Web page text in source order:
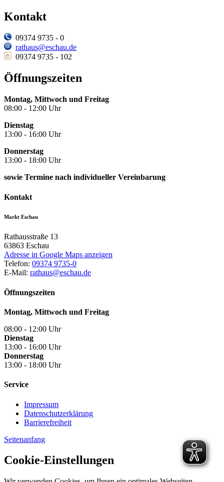
Kontakt
09374 9735 - 0
rathaus@eschau.de
09374 9735 - 102
Öffnungszeiten
Montag, Mittwoch und Freitag
08:00 - 12:00 Uhr
Dienstag
13:00 - 16:00 Uhr
Donnerstag
13:00 - 18:00 Uhr
sowie Termine nach individueller Vereinbarung
Kontakt
Markt Eschau
Rathausstraße 13
63863 Eschau
Adresse in Google Maps anzeigen
Telefon: 09374 9735-0
E-Mail: rathaus@eschau.de
Öffnungszeiten
Montag, Mittwoch und Freitag
08:00 - 12:00 Uhr
Dienstag
13:00 - 16:00 Uhr
Donnerstag
13:00 - 18:00 Uhr
Service
Impressum
Datenschutzerklärung
Barrierefreiheit
Seitenanfang
Cookie-Einstellungen